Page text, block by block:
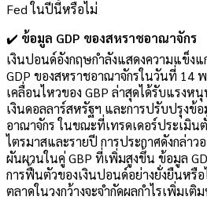
Fed ในปีนี้หรือไม่
✔️ ข้อมูล GDP ของสหราชอาณาจักร
เงินปอนด์อังกฤษกำลังแสดงความแข็ง
GDP ของสหราชอาณาจักรในวันที่ 14
เคลื่อนไหวของ GBP ล่าสุดได้รับแรงห
เงินดอลลาร์สหรัฐฯ และการปรับปรุงข้
อาณาจักร ในขณะที่เทรดเดอร์ประเมิน
ไตรมาสและรายปี การประกาศดังกล่าว
ผันผวนในคู่ GBP ที่เพิ่มสูงขึ้น ข้อมูล
การฟื้นตัวของเงินปอนด์อย่างยั่งยืนหรื
ตลาดในวงกว้างจะจำกัดผลกำไรเพิ่มเติ